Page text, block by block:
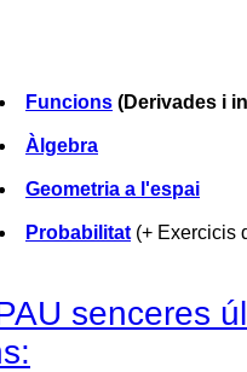
Funcions (Derivades i
Àlgebra
Geometria a l'espai
Probabilitat (+ Exercicis
senceres